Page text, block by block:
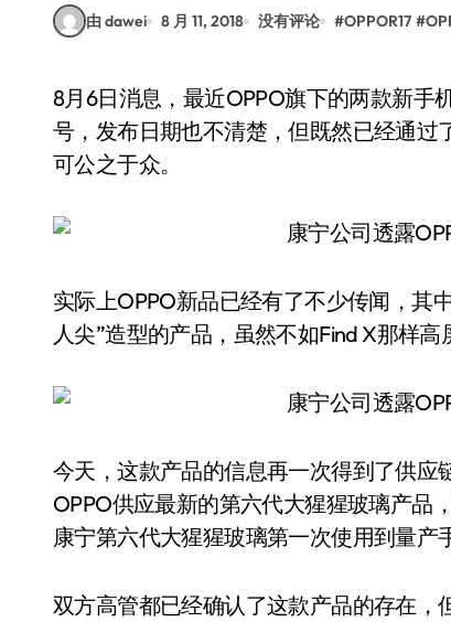
由 dawei 8 月 11, 2018 没有评论 #OPPOR17 #
8月6日消息，最近OPPO旗下的两款新手机通过了3C认证，不过两款手机并没有确定叫做什么型
号，发布日期也不清楚，但既然已经通过
可公之于众。
实际上OPPO新品已经有了不少传闻，其
人尖”造型的产品，虽然不如Find X那样高
今天，这款产品的信息再一次得到了供
OPPO供应最新的第六代大猩猩玻璃产品
康宁第六代大猩猩玻璃第一次使用到量产
双方高管都已经确认了这款产品的存在